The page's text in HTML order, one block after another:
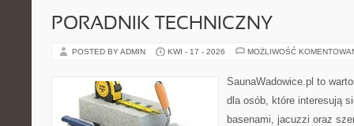
PORADNIK TECHNICZNY
POSTED BY ADMIN KWI - 17 - 2026 MOŻLIWOŚĆ
SaunaWadowice.pl to
dla osób, które interesują
basenami, jacuzzi oraz